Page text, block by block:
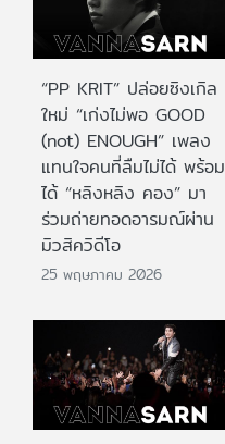
“PP KRIT” ปล่อยซิงเกิล
ใหม่ “เก่งไม่พอ GOOD
(not) ENOUGH” เพลง
แทนใจคนที่ลืมไม่ได้ พร้อม
ได้ “หลิงหลิง คอง” มา
ร่วมถ่ายทอดอารมณ์ผ่าน
มิวสิควิดีโอ
25 พฤษภาคม 2026